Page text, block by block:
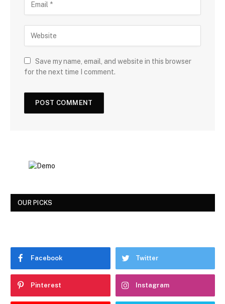
Save my name, email, and website in this browser
for the next time I comment.
OUR PICKS
Facebook Twitter
Pinterest Instagram